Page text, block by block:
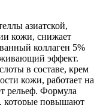
азиатской,
кожи, снижает
коллаген 5%
эффект.
в составе, крем
кожи, работает на
рельеф. Формула
которые повышают